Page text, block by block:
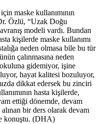
maske kullanımının
Özlü, “Uzak Doğu
modeli vardı. Bundan
kişilerde maske kullanımı
neden olmasa bile bu tür
çalınmasına neden
gidemiyor, işine
hayat kalitesi bozuluyor,
dikkat edersek bu zinciri
hasta kişilerde,
ettiği dönemde, devam
bir ders olarak devam
konuştu. (DHA)